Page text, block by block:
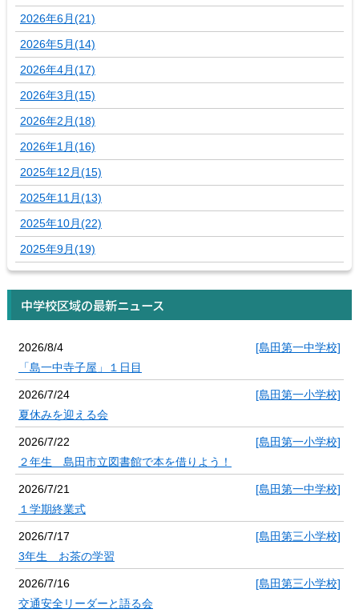
2026年6月(21)
2026年5月(14)
2026年4月(17)
2026年3月(15)
2026年2月(18)
2026年1月(16)
2025年12月(15)
2025年11月(13)
2025年10月(22)
2025年9月(19)
中学校区域の最新ニュース
2026/8/4
[島田第一中学校]
「島一中寺子屋」１日目
2026/7/24
[島田第一小学校]
夏休みを迎える会
2026/7/22
[島田第一小学校]
２年生 島田市立図書館で本を借りよう！
2026/7/21
[島田第一中学校]
１学期終業式
2026/7/17
[島田第三小学校]
3年生 お茶の学習
2026/7/16
[島田第三小学校]
交通安全リーダーと語る会